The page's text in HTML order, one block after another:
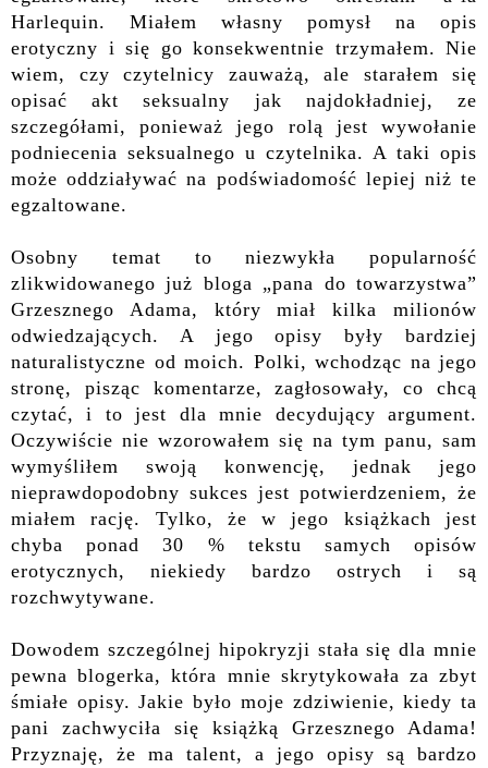
Harlequin. Miałem własny pomysł na opis
erotyczny i się go konsekwentnie trzymałem. Nie
wiem, czy czytelnicy zauważą, ale starałem się
opisać akt seksualny jak najdokładniej, ze
szczegółami, ponieważ jego rolą jest wywołanie
podniecenia seksualnego u czytelnika. A taki opis
może oddziaływać na podświadomość lepiej niż te
egzaltowane.
Osobny temat to niezwykła popularność
zlikwidowanego już bloga „pana do towarzystwa”
Grzesznego Adama, który miał kilka milionów
odwiedzających. A jego opisy były bardziej
naturalistyczne od moich. Polki, wchodząc na jego
stronę, pisząc komentarze, zagłosowały, co chcą
czytać, i to jest dla mnie decydujący argument.
Oczywiście nie wzorowałem się na tym panu, sam
wymyśliłem swoją konwencję, jednak jego
nieprawdopodobny sukces jest potwierdzeniem, że
miałem rację. Tylko, że w jego książkach jest
chyba ponad 30 % tekstu samych opisów
erotycznych, niekiedy bardzo ostrych i są
rozchwytywane.
Dowodem szczególnej hipokryzji stała się dla mnie
pewna blogerka, która mnie skrytykowała za zbyt
śmiałe opisy. Jakie było moje zdziwienie, kiedy ta
pani zachwyciła się książką Grzesznego Adama!
Przyznaję, że ma talent, a jego opisy są bardzo